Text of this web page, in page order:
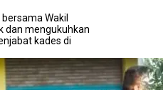
Wakil
dan mengukuhkan
kades di